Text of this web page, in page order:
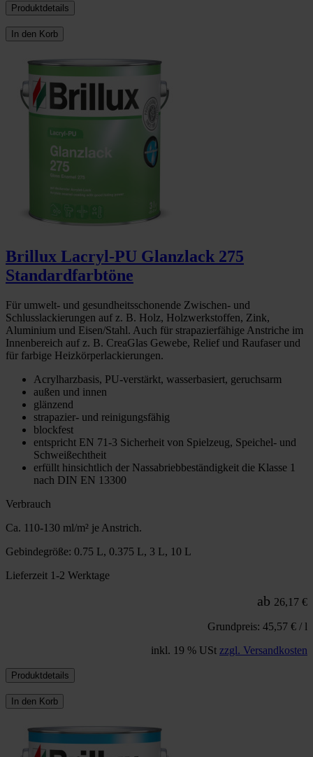
Produktdetails
In den Korb
Brillux Lacryl-PU Glanzlack 275
Standardfarbtöne
Für umwelt- und gesundheitsschonende Zwischen- und
Schlusslackierungen auf z. B. Holz, Holzwerkstoffen, Zink,
Aluminium und Eisen/Stahl. Auch für strapazierfähige Anstriche im
Innenbereich auf z. B. CreaGlas Gewebe, Relief und Raufaser und
für farbige Heizkörperlackierungen.
Acrylharzbasis, PU-verstärkt, wasserbasiert, geruchsarm
außen und innen
glänzend
strapazier- und reinigungsfähig
blockfest
entspricht EN 71-3 Sicherheit von Spielzeug, Speichel- und
Schweißechtheit
erfüllt hinsichtlich der Nassabriebbeständigkeit die Klasse 1
nach DIN EN 13300
Verbrauch
Ca. 110-130 ml/m² je Anstrich.
Gebindegröße: 0.75 L, 0.375 L, 3 L, 10 L
Lieferzeit 1-2 Werktage
ab 26,17 €
Grundpreis: 45,57 € / l
inkl. 19 % USt zzgl. Versandkosten
Produktdetails
In den Korb